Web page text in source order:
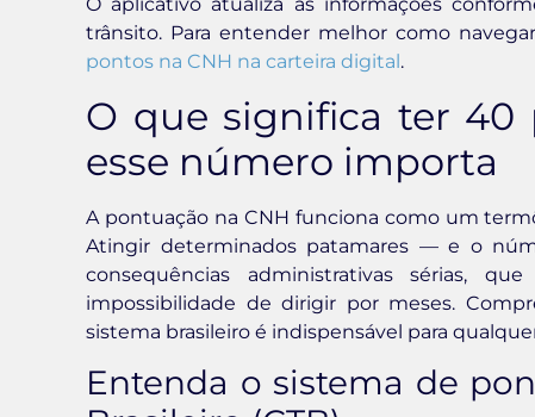
O aplicativo atualiza as informações
trânsito. Para entender melhor como
pontos na CNH na carteira digital .
O que significa ter 40
esse número importa
A pontuação na CNH funciona como um
Atingir determinados patamares — e o
consequências administrativas sérias,
impossibilidade de dirigir por meses.
sistema brasileiro é indispensável para
Entenda o sistema de